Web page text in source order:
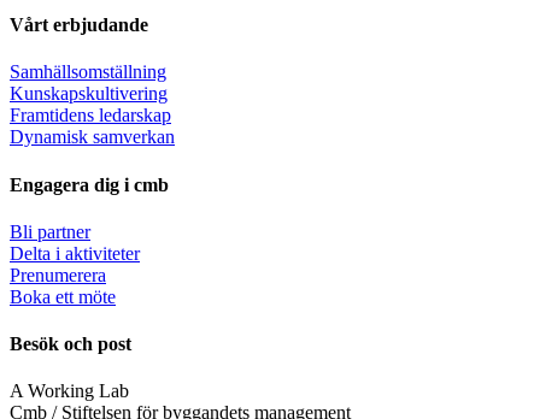
Vårt erbjudande
Samhällsomställning
Kunskapskultivering
Framtidens ledarskap
Dynamisk samverkan
Engagera dig i cmb
Bli partner
Delta i aktiviteter
Prenumerera
Boka ett möte
Besök och post
A Working Lab
Cmb / Stiftelsen för byggandets management